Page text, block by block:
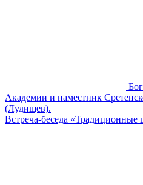
Академии и наместник
(Лудищев).
Встреча-беседа «Традиционные